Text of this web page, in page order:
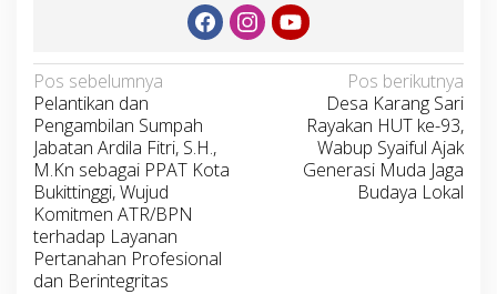
Navigasi
pos
Pos sebelumnya
Pelantikan dan
Pengambilan Sumpah
Jabatan Ardila Fitri, S.H.,
M.Kn sebagai PPAT Kota
Bukittinggi, Wujud
Komitmen ATR/BPN
terhadap Layanan
Pertanahan Profesional
dan Berintegritas
Pos berikutnya
Desa Karang Sari
Rayakan HUT ke-93,
Wabup Syaiful Ajak
Generasi Muda Jaga
Budaya Lokal